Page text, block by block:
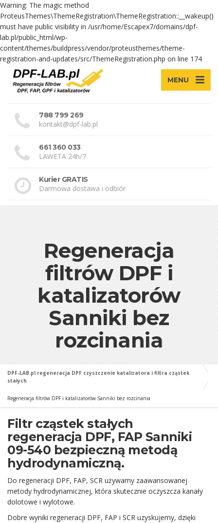
Warning: The magic method
ProteusThemes\ThemeRegistration\ThemeRegistration::__wakeup()
must have public visibility in /usr/home/Escapex7/domains/dpf-
lab.pl/public_html/wp-
content/themes/buildpress/vendor/proteusthemes/theme-
registration-and-updates/src/ThemeRegistration.php on line 174
MENU
788 799 269
kontakt@dpf-lab.pl
661 360 033
LAWETA 24h/7
Kurier GRATIS
Darmowa dostawa i odbiór
Regeneracja
filtrów DPF i
katalizatorów
Sanniki bez
rozcinania
DPF-LAB.pl regeneracja DPF czyszczenie katalizatora i filtra cząstek
stałych
Regeneracja filtrów DPF i katalizatorów Sanniki bez rozcinania
Filtr cząstek stałych
regeneracja DPF, FAP Sanniki
09-540 bezpieczną metodą
hydrodynamiczną.
Do regeneracji DPF, FAP, SCR używamy zaawansowanej
metody hydrodynamicznej, która skutecznie oczyszcza kanały
dolotowe i wylotowe.
Dobre wyniki regeneracji DPF, FAP i SCR uzyskujemy, dzięki